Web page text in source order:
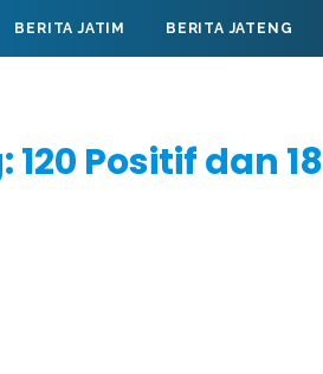
BERITA JATIM BERITA JATENG
Positif dan 18